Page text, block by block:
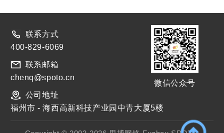
联系方式
400-829-6069
联系邮箱
chenq@spoto.cn
公司地址
微信公众号
福州市 - 海西高新科技产业园中青大厦5楼